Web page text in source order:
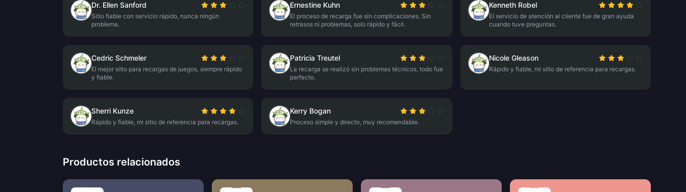
Dr. Ellen Sanford
Sitio fiable con servicio rápido, nunca ningún
problema.
Ernestine Kuhn
El proceso de recarga fue sin complicaciones. Sin
retrasos ni problemas, solo rápido y fácil.
Kenneth Robel
El servicio de atención al cliente fue de gran ayuda
cuando tuve preguntas.
Cedric Schmeler
El mejor sitio para recargas de juegos, siempre rápido
y fiable.
Patricia Treutel
La recarga se realizó sin problemas técnicos, todo fue
perfecto.
Nicole Gleason
Rápido y fiable, mi sitio de referencia para recargas.
Sherri Kunze
Rápido y fiable, mi sitio de referencia para recargas.
Kerry Bogan
Proceso simple y directo, muy recomendable.
Productos relacionados